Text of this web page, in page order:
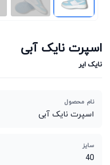
اسپرت نایک آبی
نایک ایر
نام محصول
اسپرت نایک آبی
سایز
40